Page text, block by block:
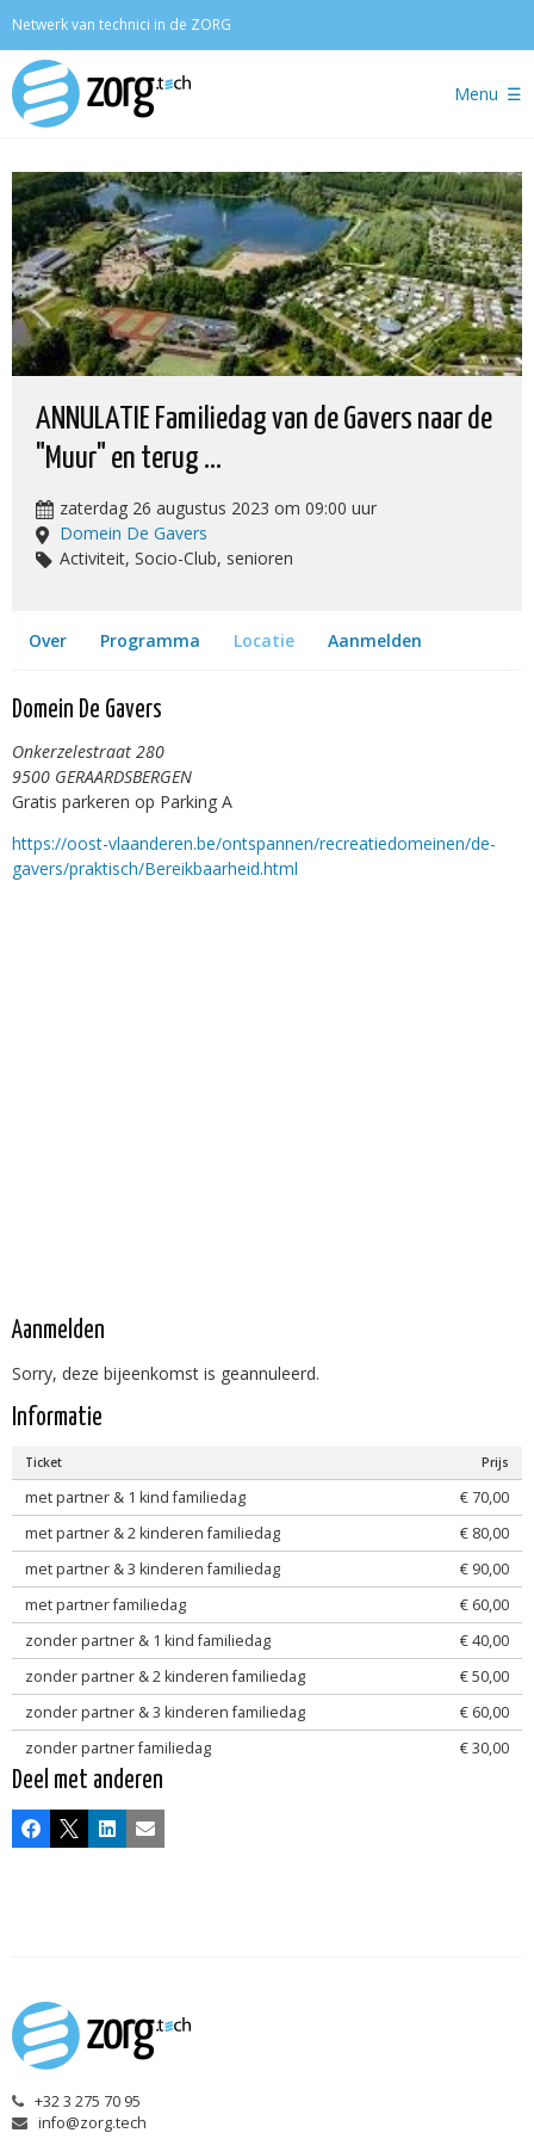
Netwerk van technici in de ZORG
Menu
ANNULATIE Familiedag van de Gavers naar de
"Muur" en terug ...
zaterdag 26 augustus 2023 om 09:00 uur
Domein De Gavers
Activiteit, Socio-Club, senioren
Over Programma Locatie Aanmelden
Domein De Gavers
Onkerzelestraat 280
9500 GERAARDSBERGEN
Gratis parkeren op Parking A
https://oost-vlaanderen.be/ontspannen/recreatiedomeinen/de-
gavers/praktisch/Bereikbaarheid.html
Aanmelden
Sorry, deze bijeenkomst is geannuleerd.
Informatie
Ticket Prijs
met partner & 1 kind familiedag
€ 70,00
met partner & 2 kinderen familiedag
€ 80,00
met partner & 3 kinderen familiedag
€ 90,00
met partner familiedag
€ 60,00
zonder partner & 1 kind familiedag
€ 40,00
zonder partner & 2 kinderen familiedag
€ 50,00
zonder partner & 3 kinderen familiedag
€ 60,00
zonder partner familiedag
€ 30,00
Deel met anderen
Facebook
X LinkedInE-mail
+32 3 275 70 95
info@zorg.tech